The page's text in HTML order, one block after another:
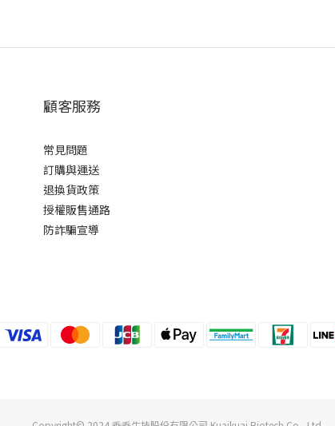
顧客服務
常見問題
訂購與運送
退換貨政策
授權販售通路
防詐騙宣導